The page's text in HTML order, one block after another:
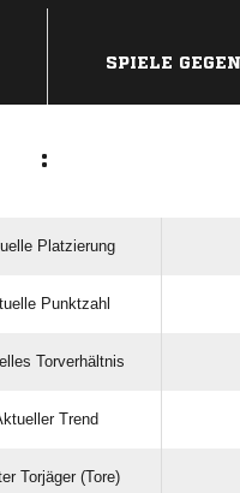
SPIELE
:
Platzierung
Punktzahl
Torverhältnis
Trend
Torjäger (Tore)